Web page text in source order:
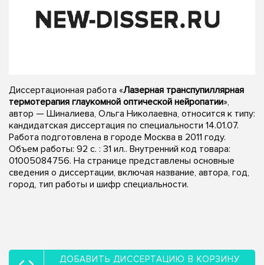
Диссертационная работа «Лазерная транспупиллярная
термотерапия глаукомной оптической нейропатии»,
автор — Шиналиева, Ольга Николаевна, относится к типу:
кандидатская диссертация по специальности 14.01.07.
Работа подготовлена в городе Москва в 2011 году.
Объем работы: 92 с. : 31 ил.. Внутренний код товара:
01005084756. На странице представлены основные
сведения о диссертации, включая название, автора, год,
город, тип работы и шифр специальности.
ДОБАВИТЬ ДИССЕРТАЦИЮ В КОРЗИНУ